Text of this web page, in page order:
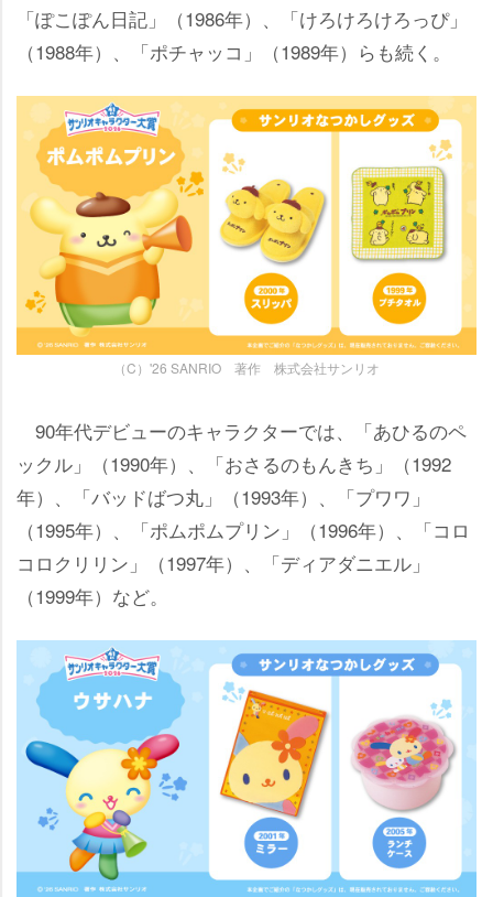
「ぽこぽん日記」（1986年）、「けろけろけろっぴ」
（1988年）、「ポチャッコ」（1989年）らも続く。
（C）'26 SANRIO 著作 株式会社サンリオ
90年代デビューのキャラクターでは、「あひるのペ
ックル」（1990年）、「おさるのもんきち」（1992
年）、「バッドばつ丸」（1993年）、「プワワ」
（1995年）、「ポムポムプリン」（1996年）、「コロ
コロクリリン」（1997年）、「ディアダニエル」
（1999年）など。